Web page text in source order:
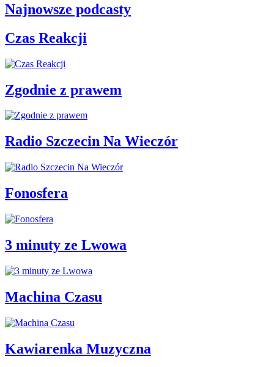
Najnowsze podcasty
Czas Reakcji
Zgodnie z prawem
Radio Szczecin Na Wieczór
Fonosfera
3 minuty ze Lwowa
Machina Czasu
Kawiarenka Muzyczna